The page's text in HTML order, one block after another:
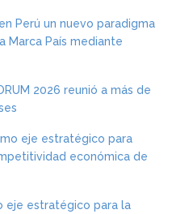
Perú un nuevo paradigma
Marca País mediante
2026 reunió a más de
eje estratégico para
económica de
eje estratégico para la